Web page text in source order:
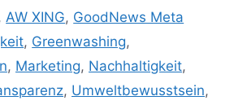
, AW XING, GoodNews Meta
, Greenwashing,
, Marketing, Nachhaltigkeit,
, Umweltbewusstsein,